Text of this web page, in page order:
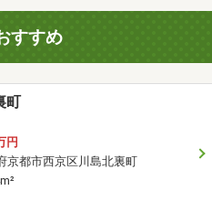
すすめ
町
円
京都市西京区川島北裏町